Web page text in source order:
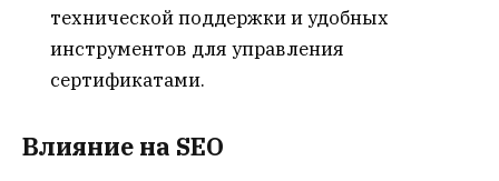
технической поддержки и удобных
инструментов для управления
сертификатами.
Влияние на SEO